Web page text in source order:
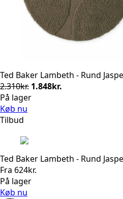
Ted Baker Lambeth - Rund
2.310kr. Den
oprindelige
1.848kr.
På lager
Køb nu
Tilbud
Ted Baker Lambeth - Rund
Fra 624kr.
På lager
Køb nu